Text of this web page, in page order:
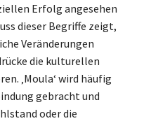
Erfolg angesehen
dieser Begriffe zeigt,
Veränderungen
die kulturellen
‚Moula‘ wird häufig
gebracht und
oder die